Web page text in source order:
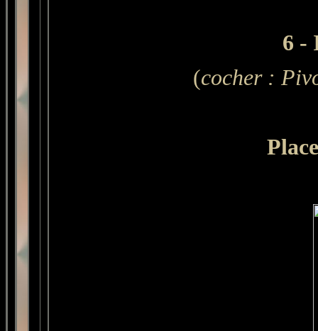
6 -
(cocher :